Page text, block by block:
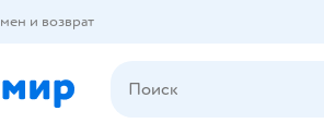
и возврат